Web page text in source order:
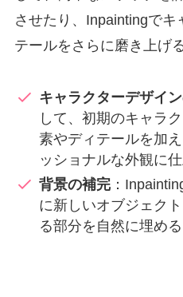
させたり、Inpaintingでキ
テールをさらに磨き上げ
キャラクターデザイ
して、初期のキャラ
素やディテールを加
ッショナルな外観に
背景の補完 ：
に新しいオブジェク
る部分を自然に埋め